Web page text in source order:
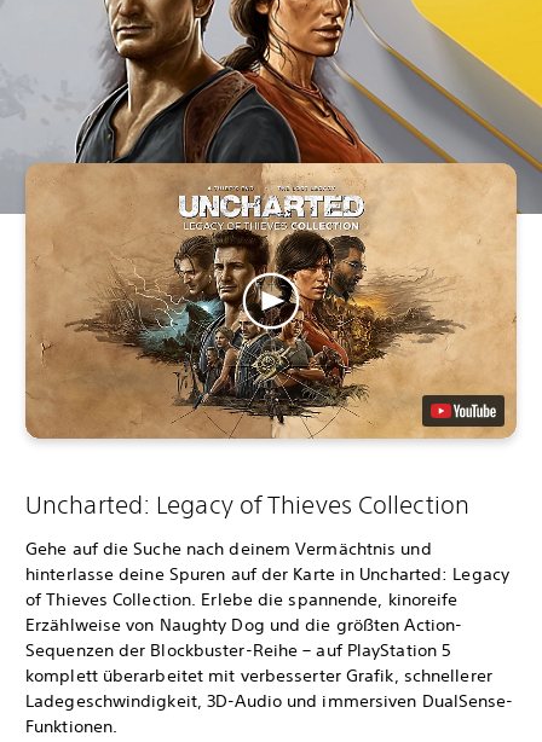
Uncharted: Legacy of Thieves Collection
Gehe auf die Suche nach deinem Vermächtnis und
hinterlasse deine Spuren auf der Karte in Uncharted: Legacy
of Thieves Collection. Erlebe die spannende, kinoreife
Erzählweise von Naughty Dog und die größten Action-
Sequenzen der Blockbuster-Reihe – auf PlayStation 5
komplett überarbeitet mit verbesserter Grafik, schnellerer
Ladegeschwindigkeit, 3D-Audio und immersiven DualSense-
Funktionen.